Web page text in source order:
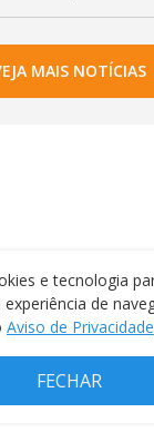
MAIS NOTÍCIAS
e tecnologia
de
Aviso de Privacidade
FECHAR